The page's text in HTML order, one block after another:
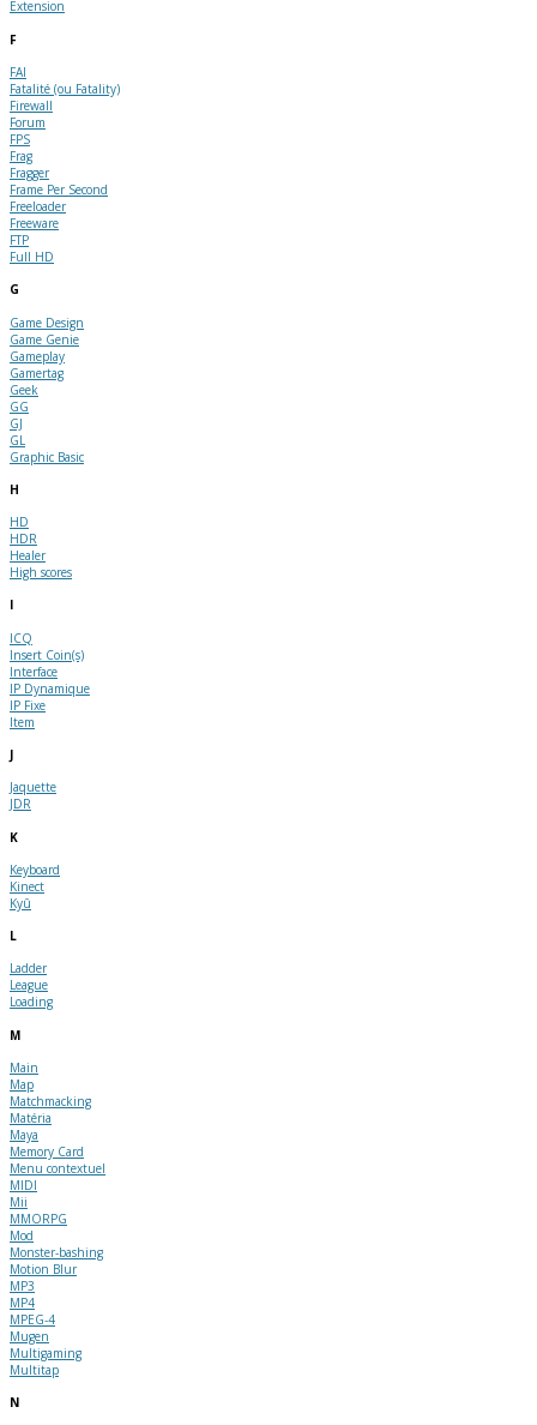
Extension
F
FAI
Fatalité (ou Fatality)
Firewall
Forum
FPS
Frag
Fragger
Frame Per Second
Freeloader
Freeware
FTP
Full HD
G
Game Design
Game Genie
Gameplay
Gamertag
Geek
GG
GJ
GL
Graphic Basic
H
HD
HDR
Healer
High scores
I
ICQ
Insert Coin(s)
Interface
IP Dynamique
IP Fixe
Item
J
Jaquette
JDR
K
Keyboard
Kinect
Kyû
L
Ladder
League
Loading
M
Main
Map
Matchmacking
Matéria
Maya
Memory Card
Menu contextuel
MIDI
Mii
MMORPG
Mod
Monster-bashing
Motion Blur
MP3
MP4
MPEG-4
Mugen
Multigaming
Multitap
N